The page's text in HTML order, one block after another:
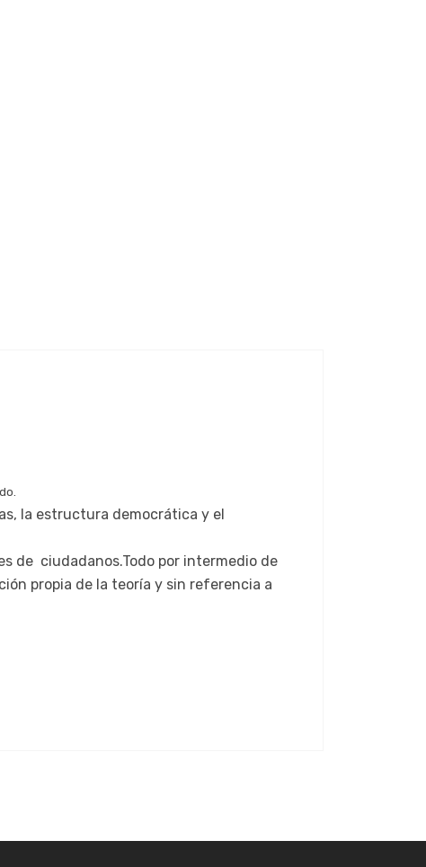
la estructura democrática y el
de ciudadanos.Todo por intermedio de
propia de la teoría y sin referencia a